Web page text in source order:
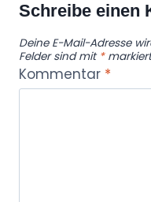
Schreibe einen
Deine E-Mail-Adresse
Felder sind mit *markiert
Kommentar *